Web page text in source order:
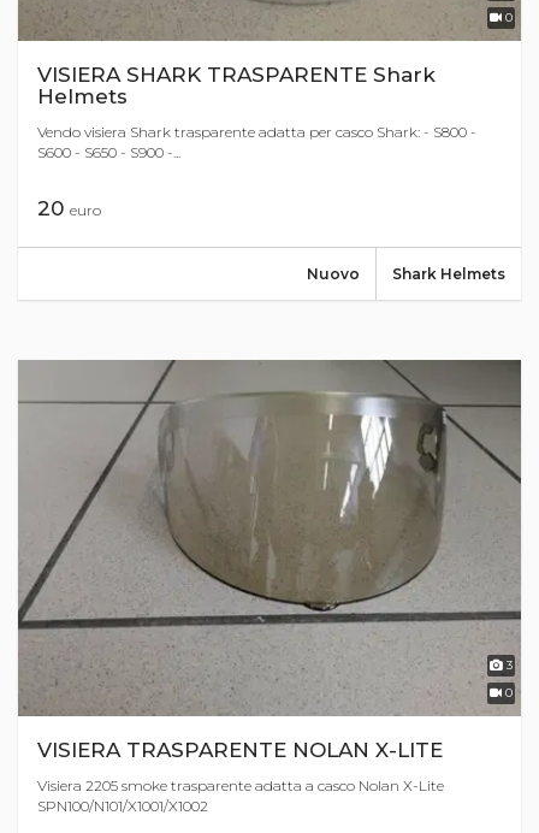
0
VISIERA SHARK TRASPARENTE Shark
Helmets
Vendo visiera Shark trasparente adatta per casco Shark: - S800 -
S600 - S650 - S900 -...
20 euro
Shark Helmets
Nuovo
3
0
VISIERA TRASPARENTE NOLAN X-LITE
Visiera 2205 smoke trasparente adatta a casco Nolan X-Lite
SPN100/N101/X1001/X1002